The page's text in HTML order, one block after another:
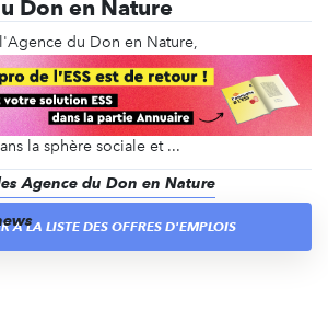
Don en Nature
du Don en Nature,
reconnue d'intérêt général,
matérielle par la collecte et
de produits neufs non-alimentaires
l’intégration des populations les
la sphère sociale et ...
Agence du Don en Nature
À LA LISTE DES OFFRES D'EMPLOIS